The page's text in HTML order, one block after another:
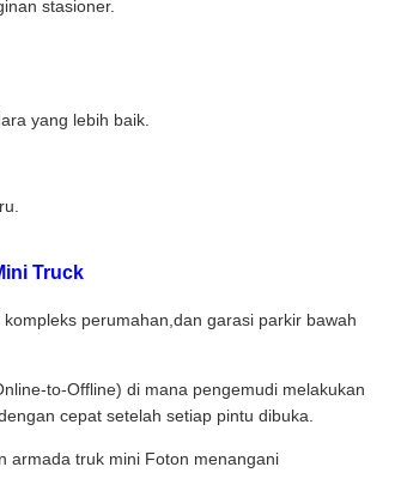
stasioner.
yang lebih baik.
Truck
perumahan,dan garasi parkir bawah
to-Offline) di mana pengemudi melakukan
cepat setelah setiap pintu dibuka.
armada truk mini Foton menangani